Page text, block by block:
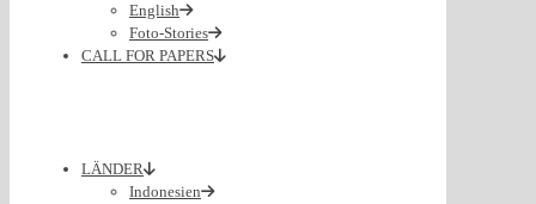
English
Foto-Stories
CALL FOR PAPERS
LÄNDER
Indonesien